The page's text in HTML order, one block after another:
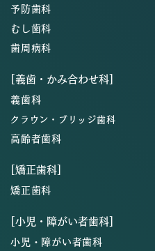
予防歯科
むし歯科
歯周病科
[義歯・かみ合わせ科]
義歯科
クラウン・ブリッジ歯科
高齢者歯科
[矯正歯科]
矯正歯科
[小児・障がい者歯科]
小児・障がい者歯科